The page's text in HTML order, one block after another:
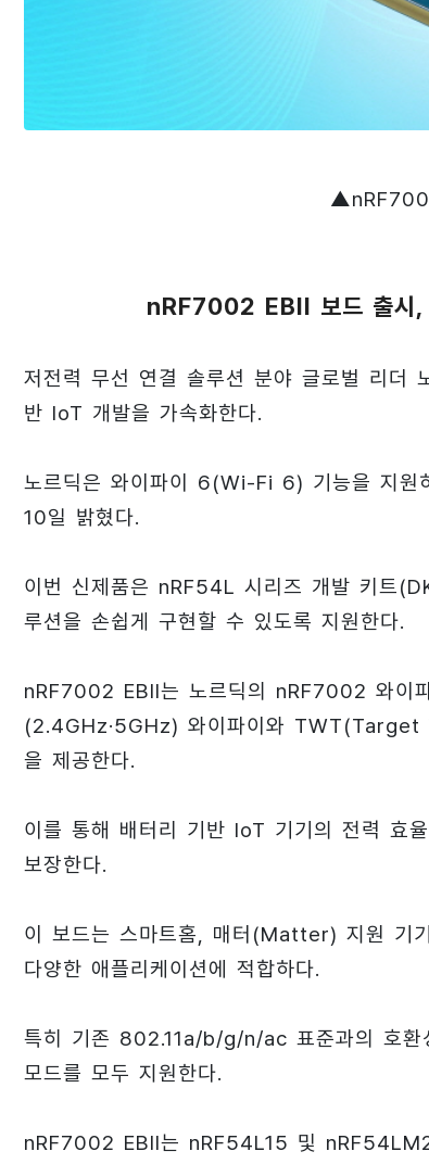
nRF7002 EBII 보드 출시,
저전력 무선 연결 솔루션 분야 글로벌 리
반 IoT 개발을 가속화한다.
노르딕은 와이파이 6(Wi-Fi 6) 기능을 지
10일 밝혔다.
이번 신제품은 nRF54L 시리즈 개발 키트
루션을 손쉽게 구현할 수 있도록 지원한다.
nRF7002 EBII는 노르딕의 nRF7002 와이
(2.4GHz·5GHz) 와이파이와
을 제공한다.
이를 통해 배터리 기반 IoT 기기의 전력 효
보장한다.
이 보드는 스마트홈, 매터(Matter) 지원 기
다양한 애플리케이션에 적합하다.
특히 기존 802.11a/b/g/n/ac 표준과의 호
모드를 모두 지원한다.
nRF7002 EBII는 nRF54L15 및